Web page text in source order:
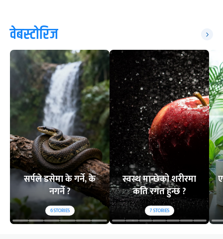
वेबस्टोरिज
सर्पले डसेमा के गर्ने, के
नगर्ने ?
6STORIES
स्वस्थ मान्छेको शरीरमा
कति रगत हुन्छ ?
7STORIES